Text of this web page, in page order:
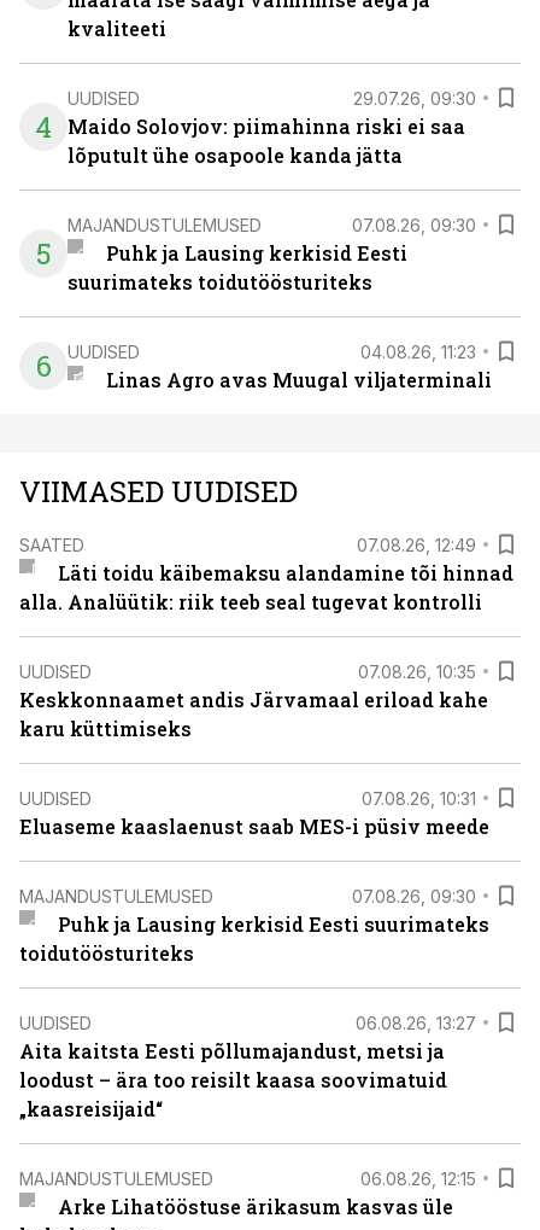
kvaliteeti
4
UUDISED 29.07.26, 09:30
Maido Solovjov: piimahinna riski ei saa
lõputult ühe osapoole kanda jätta
5
MAJANDUSTULEMUSED 07.08.26, 09:30
Puhk ja Lausing kerkisid Eesti
suurimateks toidutöösturiteks
6 UUDISED 04.08.26, 11:23
Linas Agro avas Muugal viljaterminali
VIIMASED UUDISED
SAATED 07.08.26, 12:49
Läti toidu käibemaksu alandamine tõi hinnad
alla. Analüütik: riik teeb seal tugevat kontrolli
UUDISED 07.08.26, 10:35
Keskkonnaamet andis Järvamaal eriload kahe
karu küttimiseks
UUDISED 07.08.26, 10:31
Eluaseme kaaslaenust saab MES-i püsiv meede
MAJANDUSTULEMUSED 07.08.26, 09:30
Puhk ja Lausing kerkisid Eesti suurimateks
toidutöösturiteks
UUDISED 06.08.26, 13:27
Aita kaitsta Eesti põllumajandust, metsi ja
loodust – ära too reisilt kaasa soovimatuid
„kaasreisijaid“
MAJANDUSTULEMUSED 06.08.26, 12:15
Arke Lihatööstuse ärikasum kasvas üle